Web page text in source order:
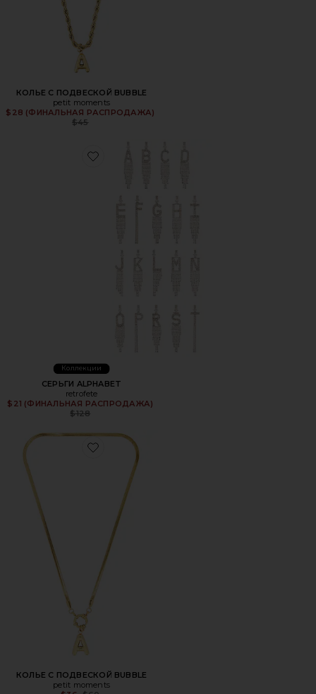
КОЛЬЕ С ПОДВЕСКОЙ BUBBLE
petit moments
$28 (ФИНАЛЬНАЯ РАСПРОДАЖА)
Previous price:
$45
Favorite СЕРЬГИ ALPHABET
Коллекции
СЕРЬГИ ALPHABET
retrofete
$21 (ФИНАЛЬНАЯ РАСПРОДАЖА)
$128
Favorite КОЛЬЕ С ПОДВЕСКОЙ BUBBLE
КОЛЬЕ С ПОДВЕСКОЙ BUBBLE
petit moments